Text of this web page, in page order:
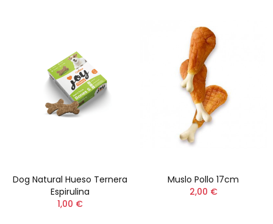
Dog Natural Hueso Ternera
Espirulina
1,00 €
Muslo Pollo 17cm
2,00 €